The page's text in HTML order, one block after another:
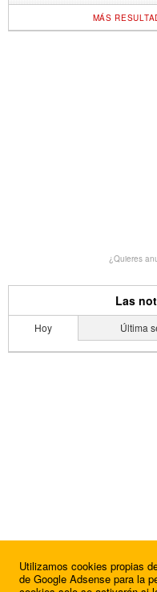
MÁS
¿Quieres
Las
Hoy Última
Utilizamos cookies propias
de Google Adsense para la